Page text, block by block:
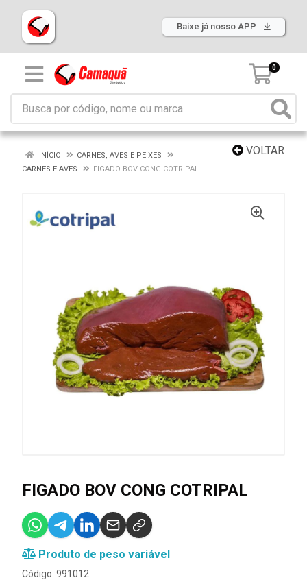
Baixe já nosso APP
0
VOLTAR
INÍCIO
CARNES, AVES E PEIXES
CARNES E AVES
FIGADO BOV CONG COTRIPAL
FIGADO BOV CONG COTRIPAL
Produto de peso variável
Código: 991012